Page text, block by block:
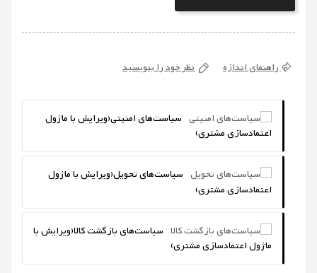
راهنمای اندازه نظر خود را بنویسید
سیاست‌های امنیتی(ویرایش با ماژول
اعتمادسازی مشتری)
سیاست‌های تحویل(ویرایش با ماژول
اعتمادسازی مشتری)
سیاست‌های بازگشت کالا(ویرایش با
ماژول اعتمادسازی مشتری)